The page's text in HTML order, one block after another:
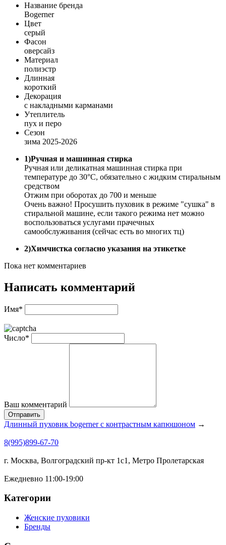
Название бренда
Bogerner
Цвет
серый
Фасон
оверсайз
Материал
полиэстр
Длинная
короткий
Декорация
с накладными карманами
Утеплитель
пух и перо
Сезон
зима 2025-2026
1)Ручная и машинная стирка
Ручная или деликатная машинная стирка при
температуре до 30°С, обязательно с жидким стиральным
средством
Отжим при оборотах до 700 и меньше
Очень важно! Просушить пуховик в режиме "сушка" в
стиральной машине, если такого режима нет можно
воспользоваться услугами прачечных
самообслуживания (сейчас есть во многих тц)
2)Химчистка согласно указания на этикетке
Пока нет комментариев
Написать комментарий
Имя*
Число*
Ваш комментарий
Отправить
Длинный пуховик bogerner с контрастным капюшоном →
8(995)899-67-70
г. Москва, Волгоградский пр-кт 1с1, Метро Пролетарская
Ежедневно 11:00-19:00
Категории
Женские пуховики
Бренды